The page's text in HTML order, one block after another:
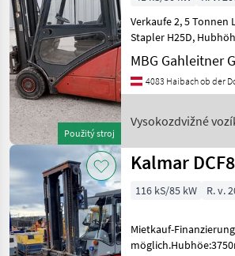
AKTUÁLNÍ
CESTA
poľnohospodárska
technika
Vysokozdvizne
Voziky A
Skladova
Technika
VYBRAT
KATEGORII
Sonstige
4
Obnovit
Zobrazit
výsledků
Použitý stroj
Verkaufe 2, 5 Tonnen
Stapler H25D, Hubhöhe gut
3 m, hydraulischer
Seitenverschub, sofort
einsatzbereit, Zustellung
Probefahrt jederzei
MBG Gahleitner
4083 Haibach ob der
Vysokozdvižné
Kalmar
116 kS/85 kW R. v.
Mietkauf-Finanzierung